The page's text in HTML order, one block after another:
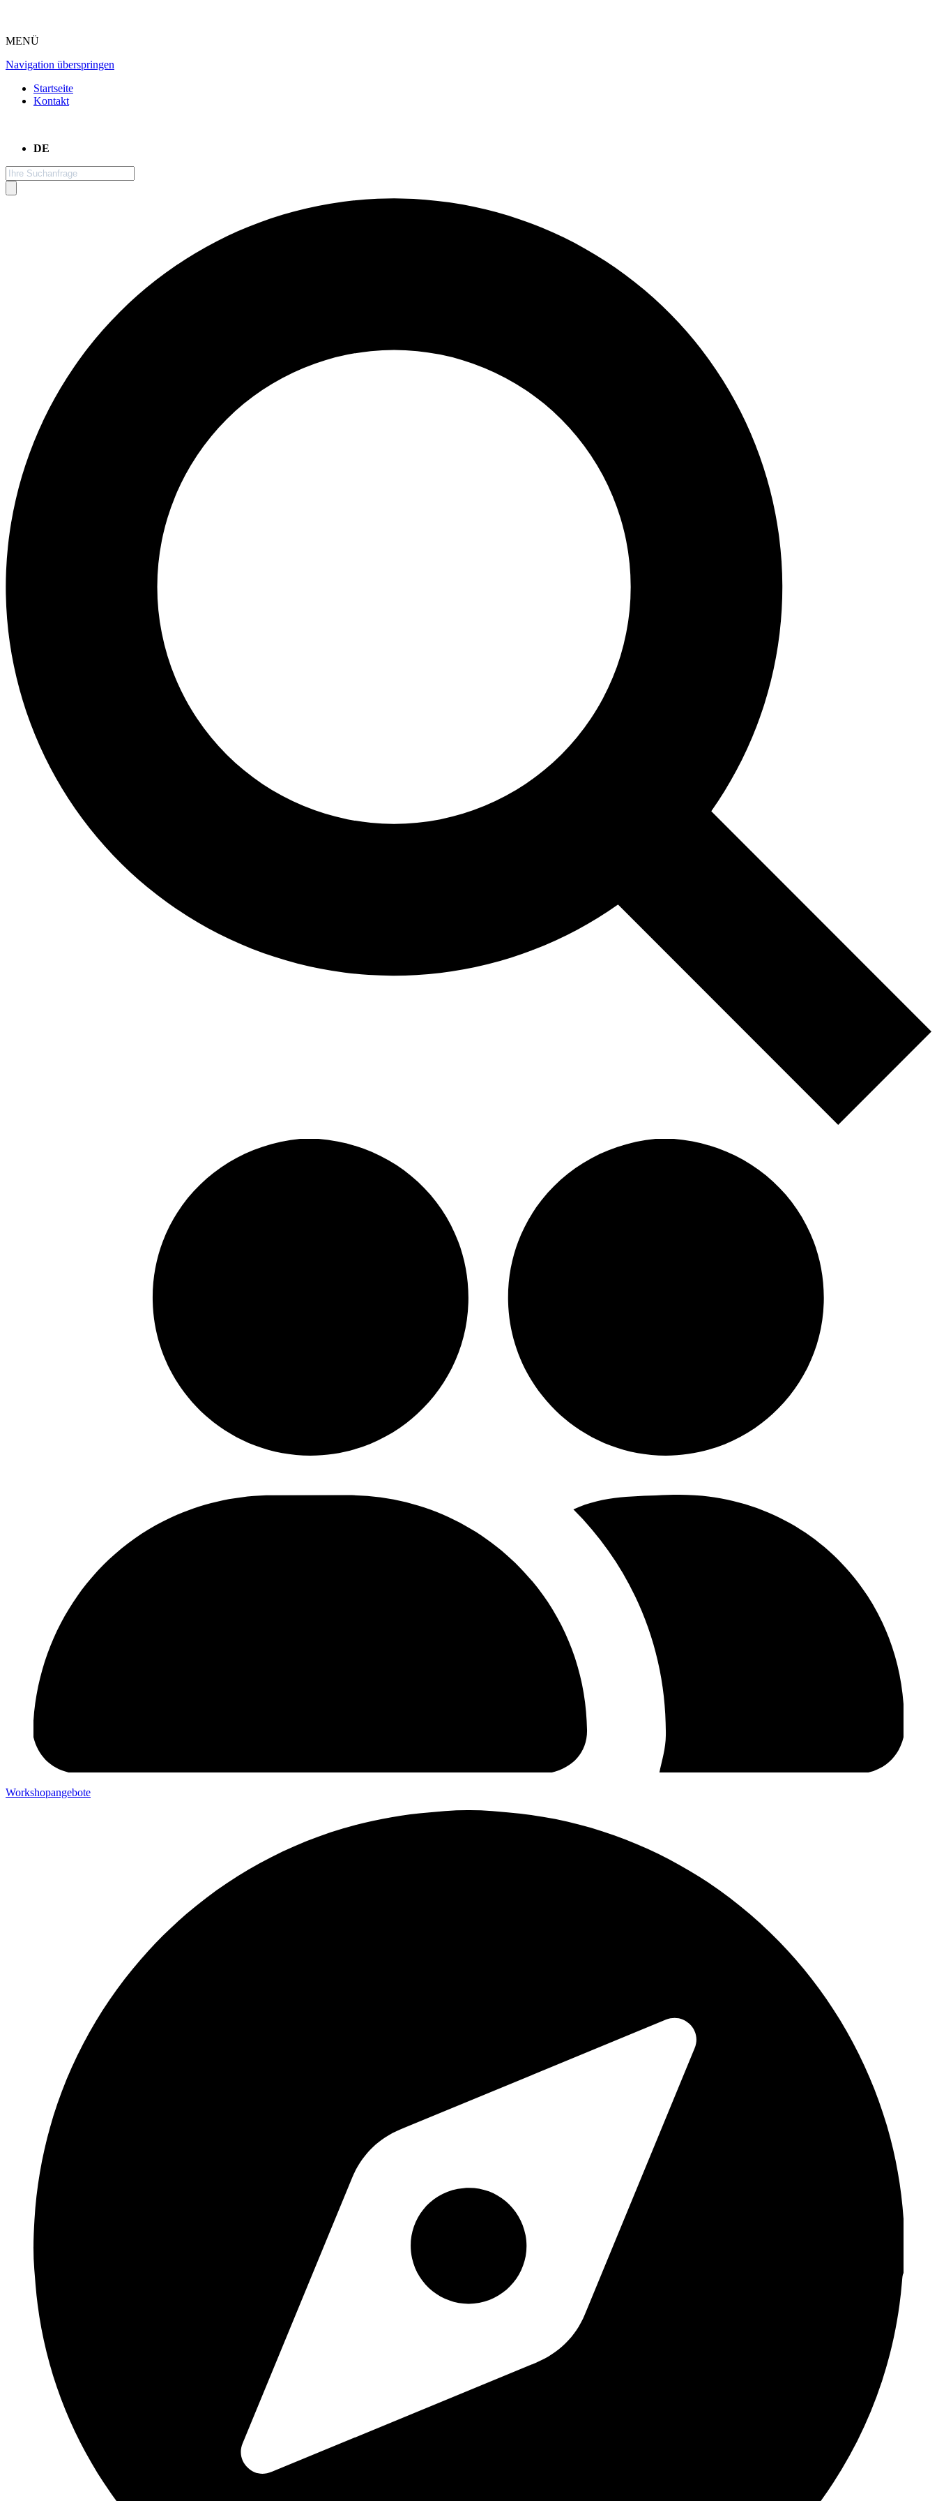
MENÜ
Navigation überspringen
Startseite
Kontakt
DE
Workshopangebote